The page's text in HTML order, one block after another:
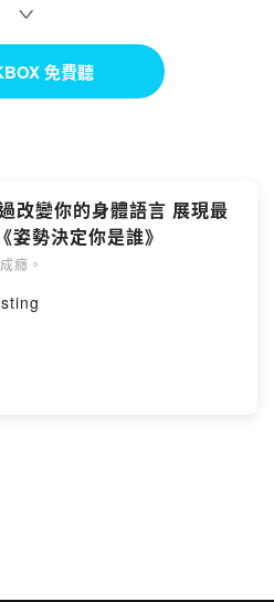
給了我們一個去處”📚
我們所嚮往的任何地方🤍
☺
杯、酒杯
免費聽
改變你的身體語言 展現最
姿勢決定你是誰》
癮。